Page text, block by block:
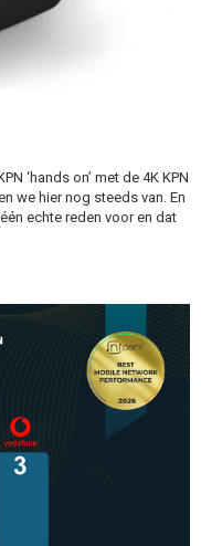
‘hands on’ met de 4K KPN
we hier nog steeds van. En
echte reden voor en dat